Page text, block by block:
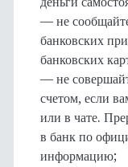
— не
банковских
банковских
— не
счетом, если
или в чате.
в банк по
информацию;